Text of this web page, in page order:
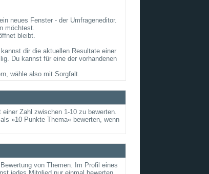
neues Fenster - der Umfrageneditor.
möchtest.
bleibt.
dir die aktuellen Resultate einer
Du kannst für eine der vorhandenen
wähle also mit Sorgfalt.
Zahl zwischen 1-10 zu bewerten.
»10 Punkte Thema« bewerten, wenn
von Themen. Im Profil eines